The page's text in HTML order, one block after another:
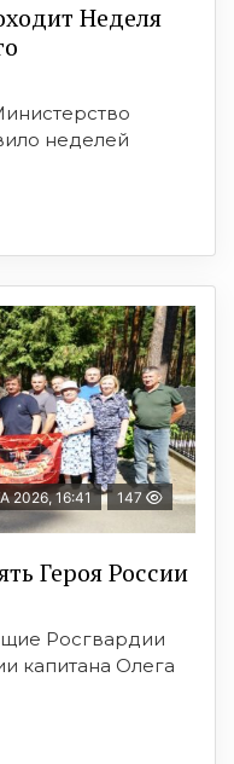
Неделя
неделей
2026, 16:41 147
Героя России
Росгвардии
капитана Олега